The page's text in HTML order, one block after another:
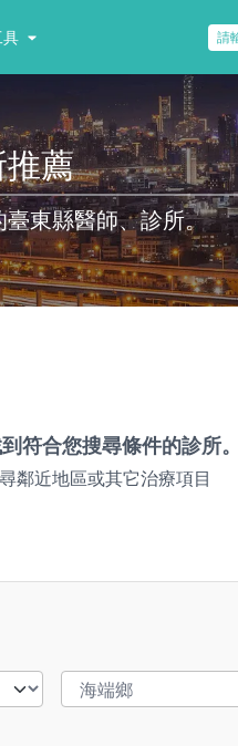
具
薦
東縣醫師、診所。
符合您搜尋條件的診所。
鄰近地區或其它治療項目